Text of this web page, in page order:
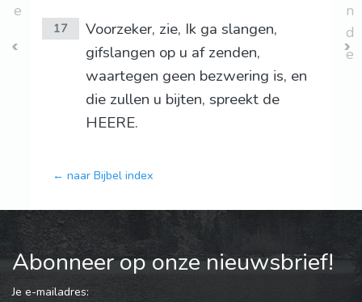
e
17
Voorzeker, zie, Ik ga slangen,
gifslangen op u af zenden,
waartegen geen bezwering is, en
die zullen u bijten, spreekt de
HEERE.
← naar Bijbel index
n
d
e
Abonneer op onze nieuwsbrief!
Je e-mailadres: